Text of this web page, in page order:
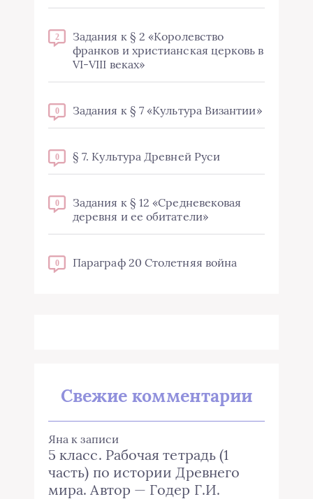
2
Задания к § 2 «Королевство
франков и христианская церковь в
VI-VIII веках»
0 Задания к § 7 «Культура Византии»
0 § 7. Культура Древней Руси
0
Задания к § 12 «Средневековая
деревня и ее обитатели»
0 Параграф 20 Столетняя война
Свежие комментарии
Яна к записи
5 класс. Рабочая тетрадь (1
часть) по истории Древнего
мира. Автор — Годер Г.И.